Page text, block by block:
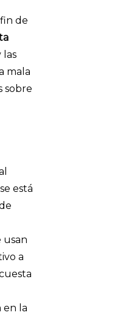
de
las
mala
sobre
está
usan
a
en la